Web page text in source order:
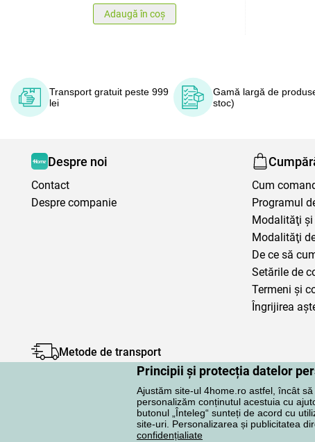
Principii și protecția datelor
Ajustăm site-ul 4home.ro astfel, încât
personalizăm conținutul acestuia cu
butonul „Înteleg“ sunteți de acord cu
site-uri. Personalizarea și publicitatea
confidențialiate
Adaugă în coș
Transport gratuit peste 999
lei
Gamă largă de
stoc)
Despre noi
Contact
Despre companie
Cum
Programul
Modalităţi
Modalităţi
De ce să
Setările de
Termeni şi
Îngrijirea
Metode de transport
Protecţia datelor cu caracter personal